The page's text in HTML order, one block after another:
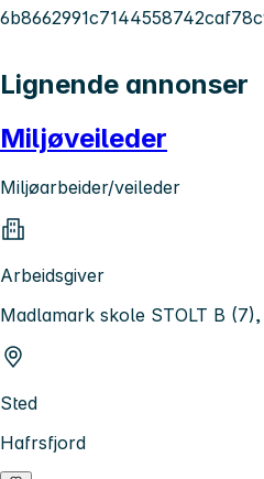
Lignende annonser
Miljøveileder
Miljøarbeider/veileder
Arbeidsgiver
Madlamark skole STOLT B
Sted
Hafrsfjord